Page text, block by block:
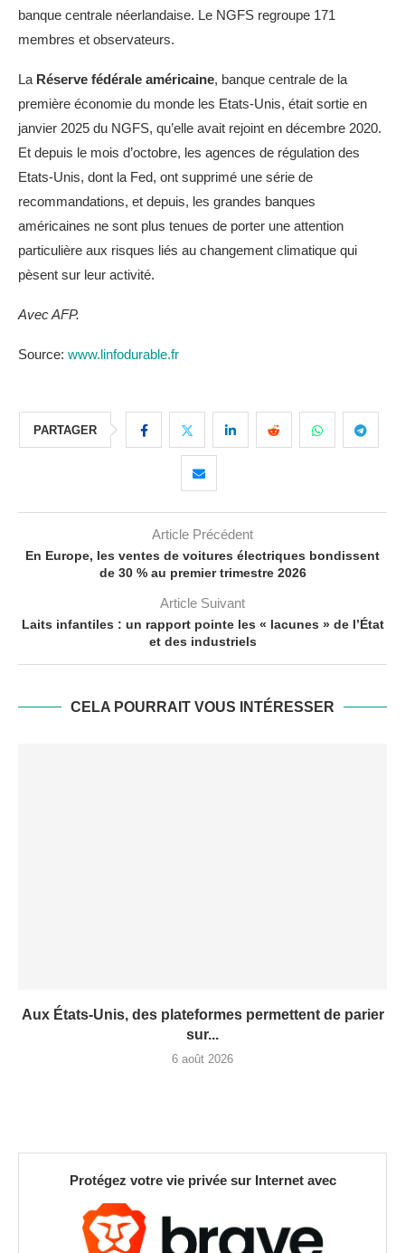
banque centrale néerlandaise. Le NGFS regroupe 171
membres et observateurs.
La Réserve fédérale américaine, banque centrale de la
première économie du monde les Etats-Unis, était sortie en
janvier 2025 du NGFS, qu’elle avait rejoint en décembre 2020.
Et depuis le mois d’octobre, les agences de régulation des
Etats-Unis, dont la Fed, ont supprimé une série de
recommandations, et depuis, les grandes banques
américaines ne sont plus tenues de porter une attention
particulière aux risques liés au changement climatique qui
pèsent sur leur activité.
Avec AFP.
Source: www.linfodurable.fr
PARTAGER
Article Précédent
En Europe, les ventes de voitures électriques bondissent
de 30 % au premier trimestre 2026
Article Suivant
Laits infantiles : un rapport pointe les « lacunes » de l’État
et des industriels
CELA POURRAIT VOUS INTÉRESSER
Aux États-Unis, des plateformes permettent de parier
sur...
6 août 2026
Protégez votre vie privée sur Internet avec